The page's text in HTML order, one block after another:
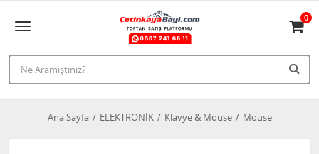
0
Ana Sayfa ELEKTRONİK Klavye & Mouse Mouse